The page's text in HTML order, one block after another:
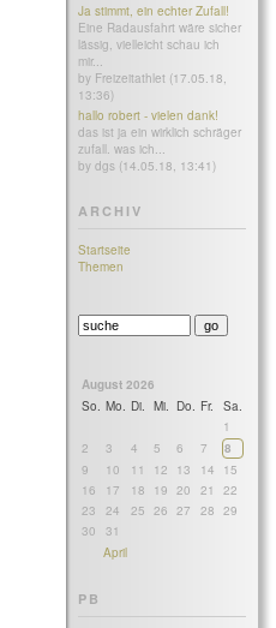
Ja stimmt, ein echter Zufall!
Eine Radausfahrt wäre sicher
lässig, vielleicht schau ich
mir...
by Freizeitathlet (17.05.18,
13:36)
hallo robert - vielen dank!
das ist ja ein wirklich schräger
zufall. was ich...
by dgs (14.05.18, 13:41)
ARCHIV
Startseite
Themen
August 2026
So. Mo. Di. Mi. Do. Fr.
Sa.
1
2
3 4 5 6 7
8
9
10 11 12 13 14
15
16
17 18 19 20 21
22
23
24 25 26 27 28 29
30
31
April
PB